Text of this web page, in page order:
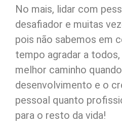
No mais, lidar com
desafiador e muitas
pois não sabemos em
tempo agradar a
melhor caminho
desenvolvimento e o
pessoal quanto
para o resto da vida!